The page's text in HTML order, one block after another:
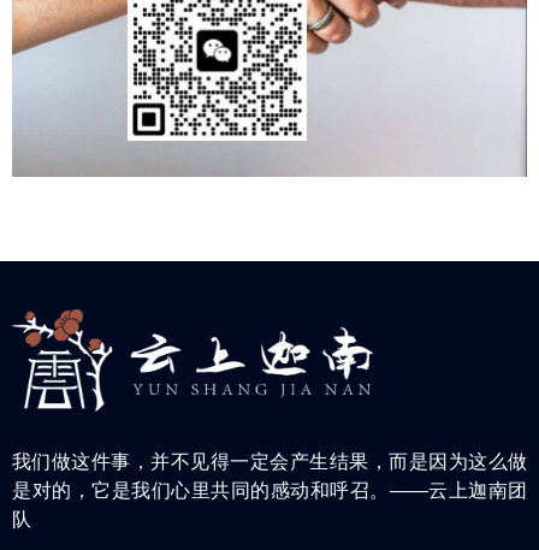
我们做这件事，并不见得一定会产生结果，而是因为这么做
是对的，它是我们心里共同的感动和呼召。——云上迦南团
队